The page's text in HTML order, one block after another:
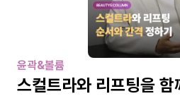
윤곽&볼륨
스컬트라와 리프팅을 함